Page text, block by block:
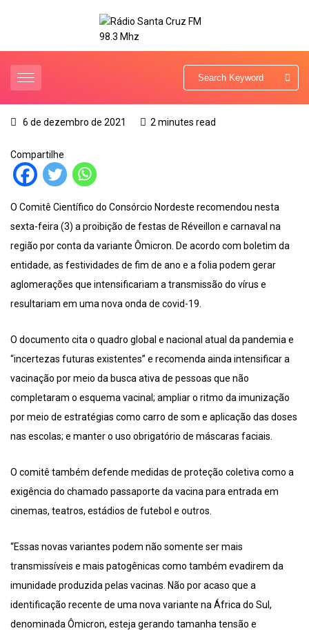
6 de dezembro de 2021 2 minutes read
Compartilhe
O Comitê Científico do Consórcio Nordeste recomendou nesta
sexta-feira (3) a proibição de festas de Réveillon e carnaval na
região por conta da variante Ômicron. De acordo com boletim da
entidade, as festividades de fim de ano e a folia podem gerar
aglomerações que intensificariam a transmissão do vírus e
resultariam em uma nova onda de covid-19.
O documento cita o quadro global e nacional atual da pandemia e
“incertezas futuras existentes” e recomenda ainda intensificar a
vacinação por meio da busca ativa de pessoas que não
completaram o esquema vacinal; ampliar o ritmo da imunização
por meio de estratégias como carro de som e aplicação das doses
nas escolas; e manter o uso obrigatório de máscaras faciais.
O comitê também defende medidas de proteção coletiva como a
exigência do chamado passaporte da vacina para entrada em
cinemas, teatros, estádios de futebol e outros.
“Essas novas variantes podem não somente ser mais
transmissíveis e mais patogênicas como também evadirem da
imunidade produzida pelas vacinas. Não por acaso que a
identificação recente de uma nova variante na África do Sul,
denominada Ômicron, esteja gerando tamanha tensão e